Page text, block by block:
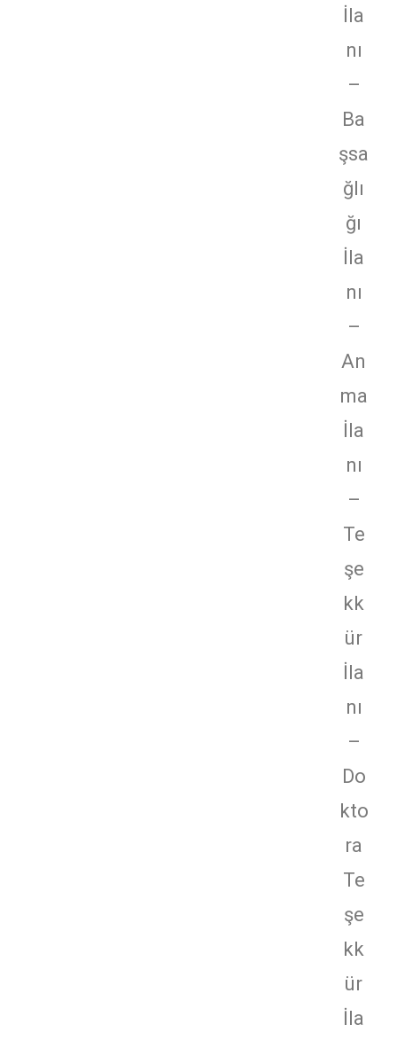
İla
nı
–
Ba
şsa
ğlı
ğı
İla
nı
–
An
ma
İla
nı
–
Te
şe
kk
ür
İla
nı
–
Do
kto
ra
Te
şe
kk
ür
İla